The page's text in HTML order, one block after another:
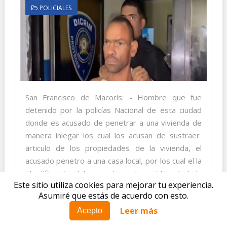
Este sitio utiliza cookies para mejorar tu experiencia.
Asumiré que estás de acuerdo con esto.
Acepto Leer más
POLICIALES
San Francisco de Macorís: - Hombre que fue
detenido por la policías Nacional de esta ciudad
donde es acusado de penetrar a una vivienda de
manera inlegar los cual los acusan de sustraer
articulo de los propiedades de la vivienda, el
acusado penetro a una casa local, por los cual el la
identificación del acusado no has sido rebelada
hasta que se llegue...
Leer Má»